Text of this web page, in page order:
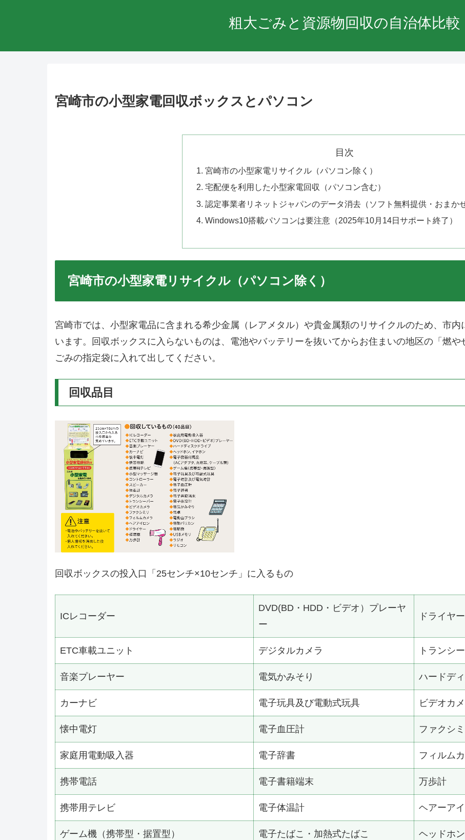
粗大ごみと資源物回収の自治体比較
宮崎市の小型家電回収ボックスとパソコン
目次
宮崎市の小型家電リサイクル（パソコン除く）
宅配便を利用した小型家電回収（パソコン含む）
認定事業者リネットジャパンのデータ消去（ソフト無料提供・おまか
Windows10搭載パソコンは要注意（2025年10月14日サポート終了）
宮崎市の小型家電リサイクル（パソコン除く）
宮崎市では、小型家電品に含まれる希少金属（レアメタル）や貴金属類のリサイクルのため、市
います。回収ボックスに入らないものは、電池やバッテリーを抜いてからお住まいの地区の「燃
ごみの指定袋に入れて出してください。
回収品目
回収ボックスの投入口「25センチ×10センチ」に入るもの
ICレコーダー
DVD(BD・HDD・ビデオ）プレーヤ
ー
ドライヤー
ETC車載ユニット デジタルカメラ トランシ
音楽プレーヤー 電気かみそり ハードデ
カーナビ 電子玩具及び電動式玩具 ビデオカ
懐中電灯 電子血圧計 ファクシ
家庭用電動吸入器 電子辞書 フィルム
携帯電話 電子書籍端末 万歩計
携帯用テレビ 電子体温計 ヘアーア
ゲーム機（携帯型・据置型） 電子たばこ・加熱式たばこ ヘッドホ